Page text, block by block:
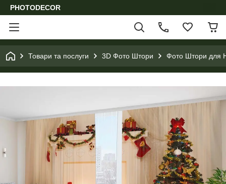
PHOTODECOR
Товари та послуги 3D Фото Штори Фото Штори для